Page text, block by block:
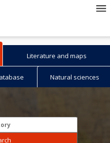
Literature and maps
Natural sciences